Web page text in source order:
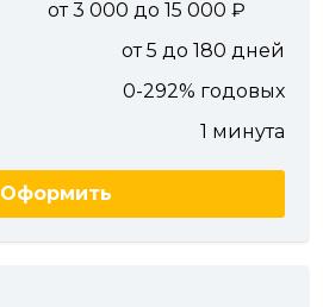
от 3 000 до 15 000
от 5 до 180 дней
0-292% годовых
1 минута
Оформить